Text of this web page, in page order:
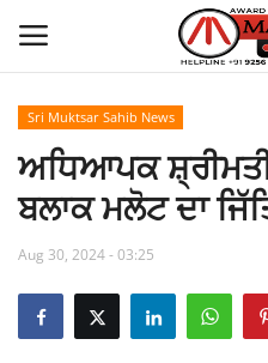
Home
How to Reach Malout
Sri Muktsar Sahib News
ਅਧਿਆਪਕ
ਬਲਾਕ ਮਲੋਟ ਦਾ
Aug 30, 2024 - 03:25